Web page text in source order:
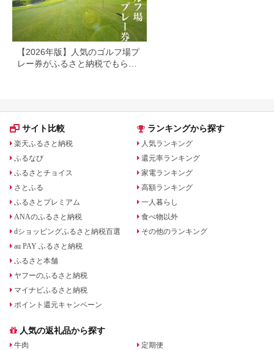
【2026年版】人気のゴルフ場プ
レー券がふるさと納税でもらえ
サイト比較
楽天ふるさと納税
ふるなび
ふるさとチョイス
さとふる
ふるさとプレミアム
ANAのふるさと納税
dショッピングふるさと納税百選
au PAY ふるさと納税
ふるさと本舗
ヤフーのふるさと納税
マイナビふるさと納税
ポイント還元キャンペーン
ランキングから探す
人気ランキング
還元率ランキング
家電ランキング
高額ランキング
一人暮らし
食べ物以外
その他のランキング
人気の返礼品から探す
牛肉
定期便